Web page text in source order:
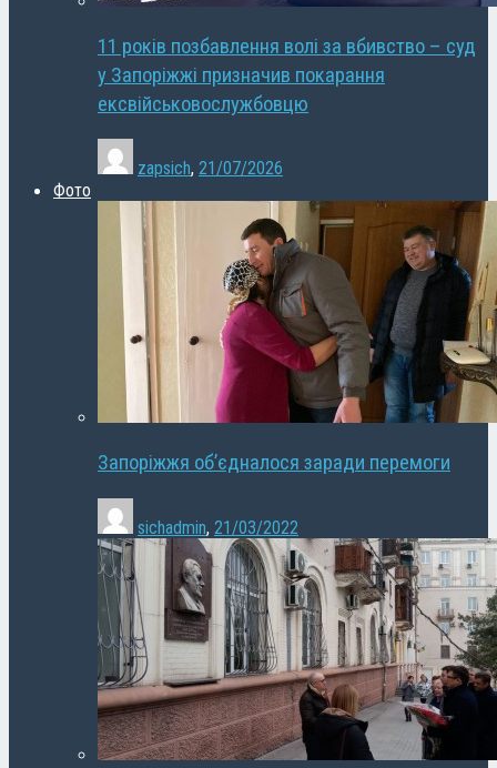
11 років позбавлення волі за вбивство – суд
у Запоріжжі призначив покарання
ексвійськовослужбовцю
zapsich, 21/07/2026
Фото
Запоріжжя об’єдналося заради перемоги
sichadmin, 21/03/2022